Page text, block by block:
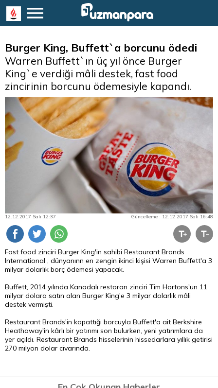
Burger King, Buffett`a borcunu ödedi
Warren Buffett`ın üç yıl önce Burger
King`e verdiği mâli destek, fast food
zincirinin borcunu ödemesiyle kapandı.
12.12.2017 Salı 12:37 Güncelleme : 12.12.2017 Salı 16:48
Fast food zinciri Burger King'in sahibi Restaurant Brands
International , dünyanınn en zengin ikinci kişisi Warren Buffett'a 3
milyar dolarlık borç ödemesi yapacak.
Buffett, 2014 yılında Kanadalı restoran zinciri Tim Hortons'un 11
milyar dolara satın alan Burger King'e 3 milyar dolarlık mâli
destek vermişti.
Restaurant Brands'in kapattığı borcuyla Buffett'a ait Berkshire
Heathaway'in kârlı bir yatırımı son bulurken, yeni yatırımlara da
yer açıldı. Restaurant Brands hisselerinin hissedarlara yıllık getirisi
270 milyon dolar civarında.